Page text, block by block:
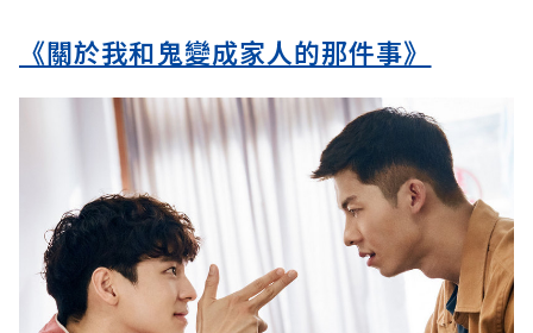
《關於我和鬼變成家人的那件事》